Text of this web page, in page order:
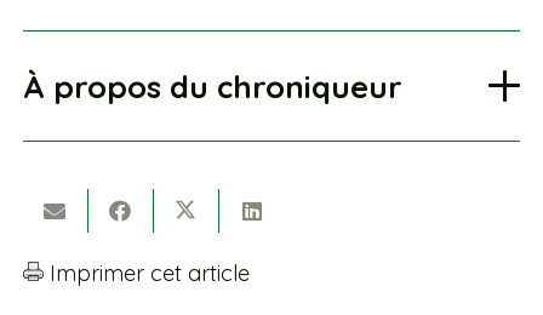
À propos du chroniqueur
Imprimer cet article